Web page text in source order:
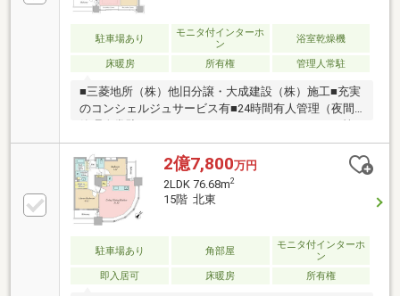
駐車場あり
モニタ付インターホ
ン
浴室乾燥機
床暖房 所有権 管理人常駐
■三菱地所（株）他旧分譲・大成建設（株）施工■充実
のコンシェルジュサービス有■24時間有人管理（夜間
充実の共用施設■各階ゴミステーション（24時間ゴミ
出し可能）■21階分部・ゆとりの2LDK■デッドスペー
スが少なく、有効面積の多い間取り■リノベーション
実施済（2026年3月完成）・壁、床、天井クロス貼
替 ・ユニットバス、浴室乾燥機、洗濯機パン交換・
システムキッチン、ビルトイン食洗器、IHコンロ交
換・建具、洗面化粧台、エアコン新規交換
2億7,800万円
2LDK 76.68m2
15階 北東
駐車場あり 角部屋
モニタ付インターホ
ン
即入居可
床暖房 所有権